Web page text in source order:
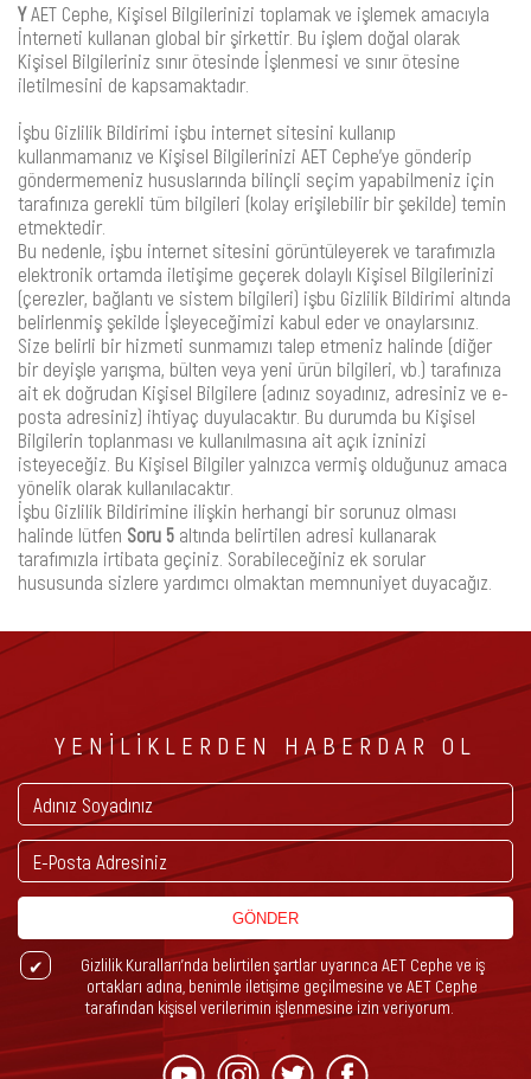
YAET Cephe, Kişisel Bilgilerinizi toplamak ve işlemek amacıyla
İnterneti kullanan global bir şirkettir. Bu işlem doğal olarak
Kişisel Bilgileriniz sınır ötesinde İşlenmesi ve sınır ötesine
iletilmesini de kapsamaktadır.
İşbu Gizlilik Bildirimi işbu internet sitesini kullanıp
kullanmamanız ve Kişisel Bilgilerinizi AET Cephe’ye gönderip
göndermemeniz hususlarında bilinçli seçim yapabilmeniz için
tarafınıza gerekli tüm bilgileri (kolay erişilebilir bir şekilde) temin
etmektedir.
Bu nedenle, işbu internet sitesini görüntüleyerek ve tarafımızla
elektronik ortamda iletişime geçerek dolaylı Kişisel Bilgilerinizi
(çerezler, bağlantı ve sistem bilgileri) işbu Gizlilik Bildirimi altında
belirlenmiş şekilde İşleyeceğimizi kabul eder ve onaylarsınız.
Size belirli bir hizmeti sunmamızı talep etmeniz halinde (diğer
bir deyişle yarışma, bülten veya yeni ürün bilgileri, vb.) tarafınıza
ait ek doğrudan Kişisel Bilgilere (adınız soyadınız, adresiniz ve e-
posta adresiniz) ihtiyaç duyulacaktır. Bu durumda bu Kişisel
Bilgilerin toplanması ve kullanılmasına ait açık izninizi
isteyeceğiz. Bu Kişisel Bilgiler yalnızca vermiş olduğunuz amaca
yönelik olarak kullanılacaktır.
İşbu Gizlilik Bildirimine ilişkin herhangi bir sorunuz olması
halinde lütfen Soru 5 altında belirtilen adresi kullanarak
tarafımızla irtibata geçiniz. Sorabileceğiniz ek sorular
hususunda sizlere yardımcı olmaktan memnuniyet duyacağız.
YENİLİKLERDEN HABERDAR OL
GÖNDER
Gizlilik Kuralları’nda belirtilen şartlar uyarınca AET Cephe ve iş
ortakları adına, benimle iletişime geçilmesine ve AET Cephe
tarafından kişisel verilerimin işlenmesine izin veriyorum.